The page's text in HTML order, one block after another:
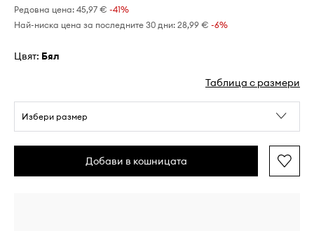
Редовна цена: 45,97 € -41%
Най-ниска цена за последните 30 дни: 28,99 € -6%
Цвят: бял
Таблица с размери
Избери размер
Добави в кошницата